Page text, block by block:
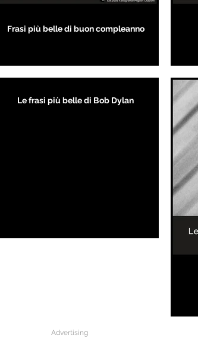
Frasi più belle di buon compleanno
Le frasi più belle di Bob Dylan
Advertising